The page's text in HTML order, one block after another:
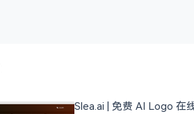
Slea.ai | 免费 AI Logo 在